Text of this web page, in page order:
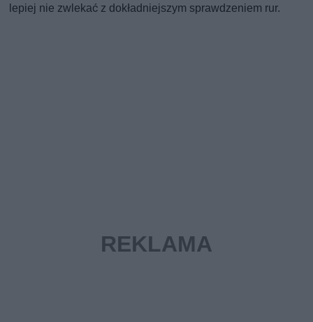
lepiej nie zwlekać z dokładniejszym sprawdzeniem rur.